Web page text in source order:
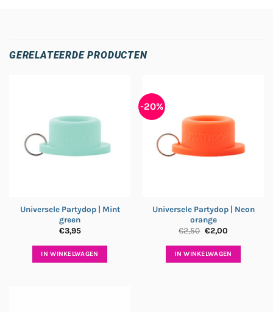
GERELATEERDE PRODUCTEN
Universele Partydop | Mint
green
€3,95
IN WINKELWAGEN
-20%
Universele Partydop | Neon
orange
€2,50 Oorspronkelijke
was:
€2,50.
€2,00Huidige
is:
€2,00.
IN WINKELWAGEN